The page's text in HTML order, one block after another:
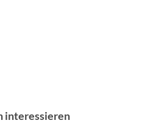
interessieren